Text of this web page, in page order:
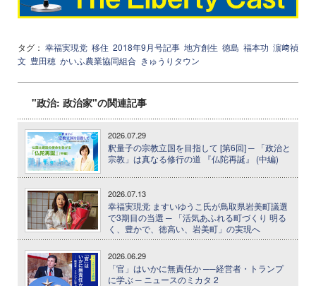
タグ： 幸福実現党 移住 2018年9月号記事 地方創生 徳島 福本功 濵﨑禎
文 豊田穂 かいふ農業協同組合 きゅうりタウン
"政治: 政治家"の関連記事
2026.07.29
釈量子の宗教立国を目指して [第6回] ─ 「政治と
宗教」は真なる修行の道 『仏陀再誕』 (中編)
2026.07.13
幸福実現党 ますいゆうこ氏が鳥取県岩美町議選
で3期目の当選 ─ 「活気あふれる町づくり 明る
く、豊かで、徳高い、岩美町」の実現へ
2026.06.29
「官」はいかに無責任か ──経営者・トランプ
に学ぶ ─ ニュースのミカタ 2